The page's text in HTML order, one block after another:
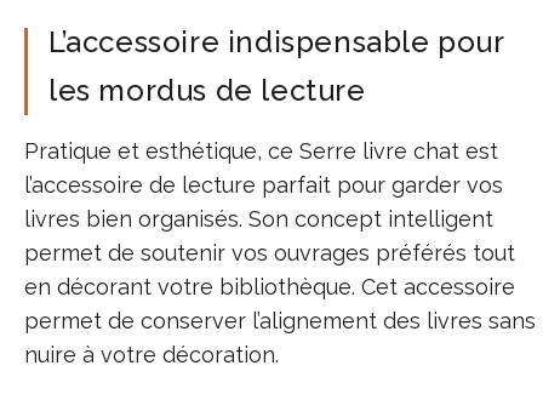
L’accessoire indispensable pour
les mordus de lecture
Pratique et esthétique, ce Serre livre chat est
l’accessoire de lecture parfait pour garder vos
livres bien organisés. Son concept intelligent
permet de soutenir vos ouvrages préférés tout
en décorant votre bibliothèque. Cet accessoire
permet de conserver l’alignement des livres sans
nuire à votre décoration.